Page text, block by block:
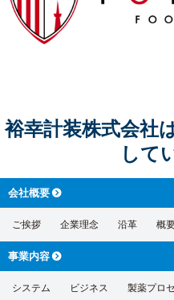
裕幸計装株式会社
して
会社概要
ご挨拶 企業理念 沿革 概
事業内容
システム ビジネス 製薬プロ